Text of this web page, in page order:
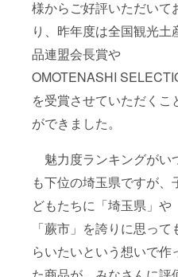
様からご好評いただいて
り、昨年度は全国観光土
品連盟会長賞や
OMOTENASHI
を受賞させていただくこ
ができました。
魅力度ランキングがい
も下位の埼玉県ですが、
どもたちに「埼玉県」や
「蕨市」を誇りに思って
らいたいという想いで作